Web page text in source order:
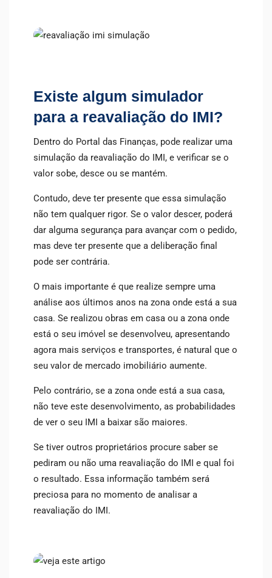
Existe algum simulador
para a reavaliação do IMI?
Dentro do Portal das Finanças, pode realizar uma
simulação da reavaliação do IMI, e verificar se o
valor sobe, desce ou se mantém.
Contudo, deve ter presente que essa simulação
não tem qualquer rigor. Se o valor descer, poderá
dar alguma segurança para avançar com o pedido,
mas deve ter presente que a deliberação final
pode ser contrária.
O mais importante é que realize sempre uma
análise aos últimos anos na zona onde está a sua
casa. Se realizou obras em casa ou a zona onde
está o seu imóvel se desenvolveu, apresentando
agora mais serviços e transportes, é natural que o
seu valor de mercado imobiliário aumente.
Pelo contrário, se a zona onde está a sua casa,
não teve este desenvolvimento, as probabilidades
de ver o seu IMI a baixar são maiores.
Se tiver outros proprietários procure saber se
pediram ou não uma reavaliação do IMI e qual foi
o resultado. Essa informação também será
preciosa para no momento de analisar a
reavaliação do IMI.